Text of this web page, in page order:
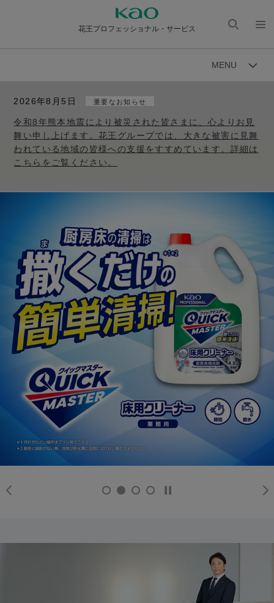
花王プロフェッショナル・サービス
く
MENU
2026年8月5日 重要なお知らせ
令和8年熊本地震により被災された皆さまに、心よりお見
舞い申し上げます。花王グループでは、大きな被害に見舞
われている地域の皆様への支援をすすめています。詳細は
こちらをご覧ください。